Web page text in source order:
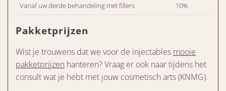
Vanaf uw derde behandeling met fillers 10%
Pakketprijzen
Wist je trouwens dat we voor de injectables mooie
pakketprijzen hanteren? Vraag er ook naar tijdens het
consult wat je hebt met jouw cosmetisch arts (KNMG).